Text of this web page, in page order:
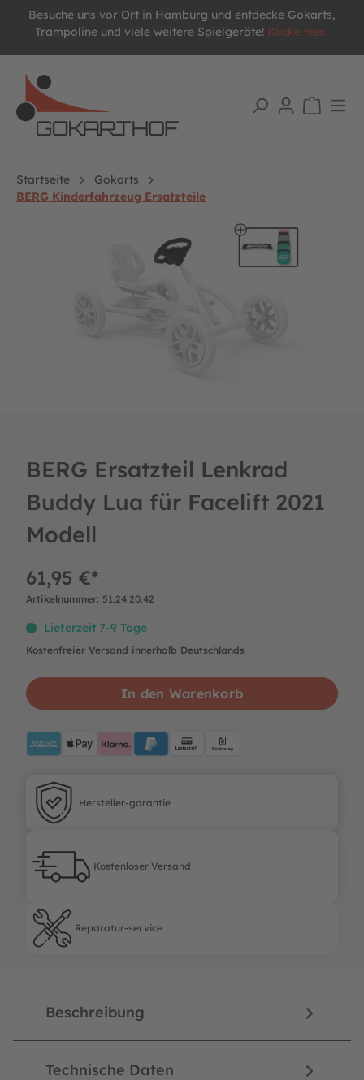
springen
Besuche uns vor Ort in Hamburg und entdecke Gokarts,
Trampoline und viele weitere Spielgeräte! Klicke hier.
Startseite
Gokarts
BERG Kinderfahrzeug Ersatzteile
BERG Ersatzteil Lenkrad
Buddy Lua für Facelift 2021
Modell
61,95 €*
Artikelnummer: 51.24.20.42
Lieferzeit 7-9 Tage
Kostenfreier Versand innerhalb Deutschlands
In den Warenkorb
ApplePayKlarna PayPalBlueLastschrift
Hersteller-garantie
Hersteller-garantie
Kostenloser Versand
Kostenloser Versand
Reparatur-service
Reparatur-service
Beschreibung
Technische Daten